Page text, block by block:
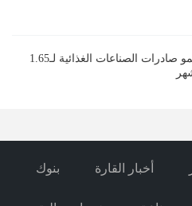
10 أسواق تقود نمو صادرات الصناعات الغذائية لـ1.65
أخبار القارة بنوك